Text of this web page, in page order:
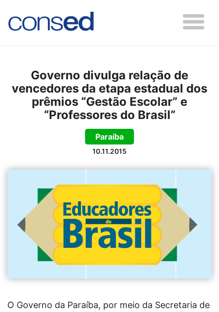
Governo divulga relação de
vencedores da etapa estadual dos
prêmios “Gestão Escolar” e
“Professores do Brasil”
Paraíba
10.11.2015
O Governo da Paraíba, por meio da Secretaria de